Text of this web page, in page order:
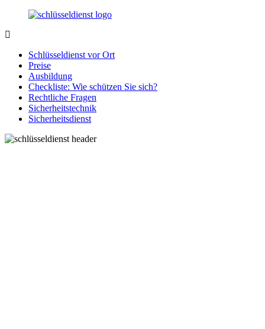
Zurück
Inhalt
Notlage
wird
gelöst!
Schlüsseldienst vor Ort
Preise
Ausbildung
Checkliste: Wie schützen Sie sich?
Rechtliche Fragen
Sicherheitstechnik
Sicherheitsdienst